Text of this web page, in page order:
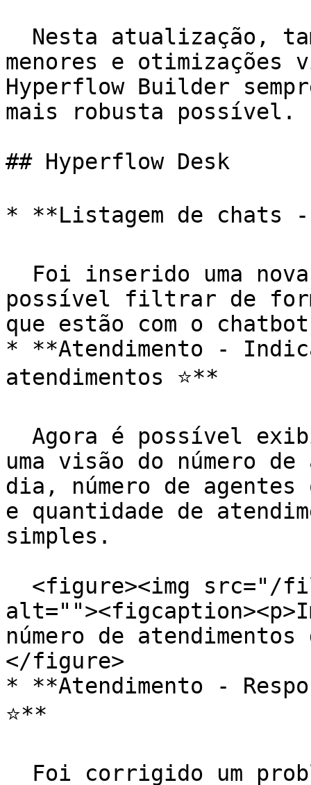
menores e otimizações
Hyperflow Builder
mais robusta possível.
## Hyperflow Desk
* **Listagem de chats
possível filtrar de
que estão com o
* **Atendimento -
atendimentos ⭐️**
uma visão do número
dia, número de
e quantidade de
simples.
número de
</figure>
* **Atendimento -
⭐️**